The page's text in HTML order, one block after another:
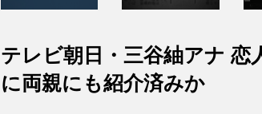
テレビ朝日・三谷紬アナ 恋
に両親にも紹介済みか